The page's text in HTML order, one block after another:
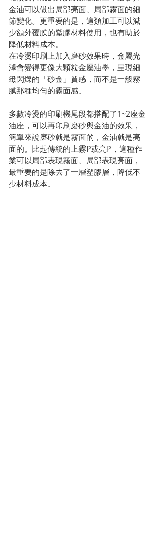
金油可以做出局部亮面、局部霧面的細
節變化。更重要的是，這類加工可以減
少額外覆膜的塑膠材料使用，也有助於
降低材料成本。
在冷燙印刷上加入磨砂效果時，金屬光
澤會變得更像大顆粒金屬油墨，呈現細
緻閃爍的「砂金」質感，而不是一般霧
膜那種均勻的霧面感。
多數冷燙的印刷機尾段都搭配了1~2座金
油座，可以再印刷磨砂與金油的效果，
簡單來說磨砂就是霧面的，金油就是亮
面的。比起傳統的上霧P或亮P，這種作
業可以局部表現霧面、局部表現亮面，
最重要的是除去了一層塑膠層，降低不
少材料成本。